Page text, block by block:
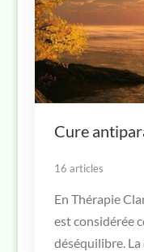
Cure
16 articles
En Thérapie
est considérée
déséquilibre.